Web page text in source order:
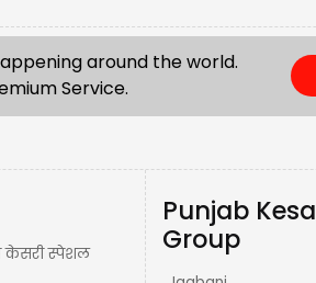
around the world.
Punjab Kesari